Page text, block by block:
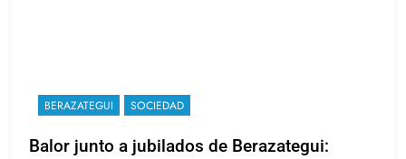
BERAZATEGUI SOCIEDAD
Balor junto a jubilados de Berazategui: